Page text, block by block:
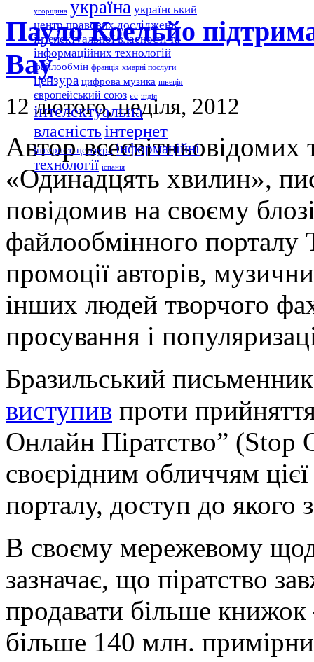
угорщина україна український
центр правових досліджень
інтелектуальної власності та
інформаційних технологій
файлообмін франція хмарні послуги
цензура цифрова музика швеція
європейський союз єс індія
інтелектуальна
власністьінтернет
інтернет-цензура інформаційні
технології іспанія
Пауло Коельйо
Bay
12 лютого, неділя, 2012
Автор всесвітньовідомих
«Одинадцять хвилин»,
повідомив на своєму
файлообмінного
промоції авторів,
інших людей творчого
просування і
Бразильський
виступив проти
Онлайн Піратство” (Stop
своєрідним обличчям цієї
порталу, доступ до якого
В своєму мережевому
зазначає, що піратство
продавати більше книжок
більше 140 млн.